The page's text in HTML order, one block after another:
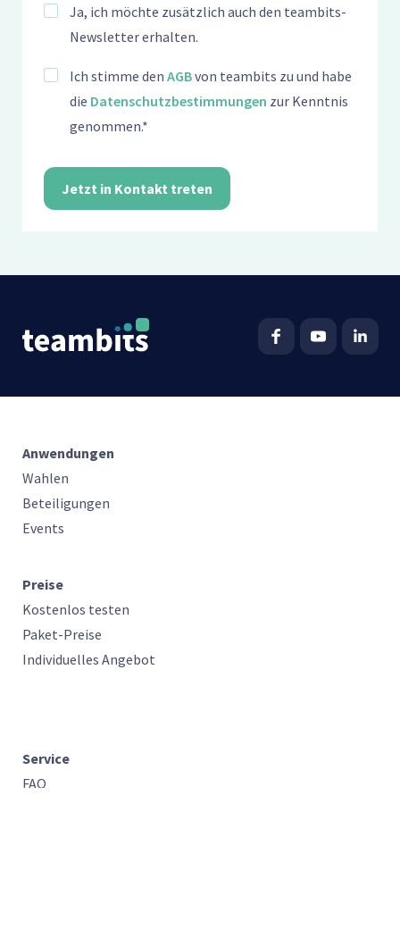
Ja, ich möchte zusätzlich auch den teambits-
Newsletter erhalten.
Ich stimme den AGBvon teambits zu und habe
die Datenschutzbestimmungen zur Kenntnis
genommen.*
Jetzt in Kontakt treten
Anwendungen
Wahlen
Beteiligungen
Events
Preise
Kostenlos testen
Paket-Preise
Individuelles Angebot
Service
FAQ